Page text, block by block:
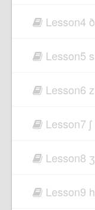
Lesson4 ð
Lesson5 s
Lesson6 z
Lesson7 ʃ
Lesson8 ʒ
Lesson9 h